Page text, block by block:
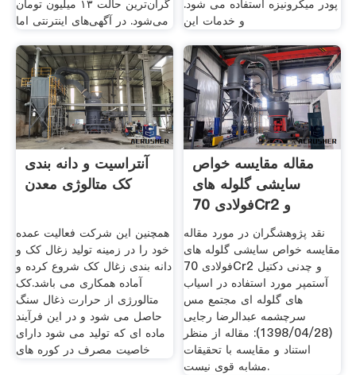
گران‌ترین حالت ۱۳ میلیون تومان
می‌شود. در آگهی‌های اینترنتی اما
پودر میکرونیزه استفاده می شود.
و خدمات اين
آنتراسیت و دانه بندی
کک متالوژی معدن
همچنین این شرکت فعالیت عمده
خود را در زمینه تولید زغال کک و
دانه بندی زغال کک شروع کرده و
آماده همکاری می باشد.کک
متالورژی از حرارت ذغال سنگ
حاصل می شود و در این فرآیند
ماده ای که تولید می شود دارای
خاصیت مصرف در کوره های
مقاله مقایسه خواص
سایشی گلوله های
فولادی 70Cr2 و
نقد پژوهشگران در مورد مقاله
مقایسه خواص سایشی گلوله های
فولادی 70Cr2 و چدنی دکتیل
آستمپر مورد استفاده در اسیاب
های گلوله ای مجتمع مس
سرچشمه عبدالرضا رجایی
(1398/04/28): مقاله از منظر
استناد و مقایسه با تحقیقات
مشابه قوی نیست.